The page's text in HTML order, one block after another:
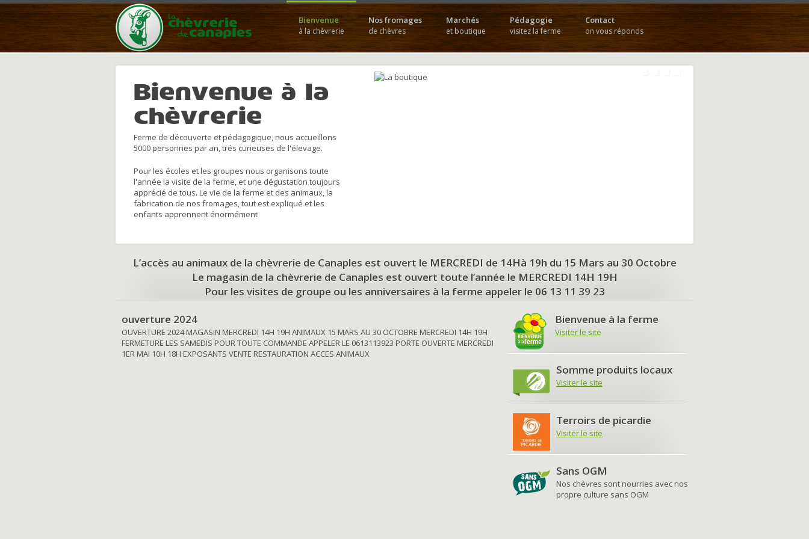
Bienvenue
à la chèvrerie
Nos fromages
de chèvres
Marchés
et boutique
Pédagogie
visitez la ferme
Contact
on vous réponds
Bienvenue à la
chèvrerie
Ferme de découverte et pédagogique, nous accueillons
5000 personnes par an, trés curieuses de l'élevage.
Pour les écoles et les groupes nous organisons toute
l'année la visite de la ferme, et une dégustation toujours
apprécié de tous. Le vie de la ferme et des animaux, la
fabrication de nos fromages, tout est expliqué et les
enfants apprennent énormément
L’accès au animaux de la chèvrerie de Canaples est ouvert le MERCREDI de 14Hà 19h du 15 Mars au 30 Octobre
Le magasin de la chèvrerie de Canaples est ouvert toute l’année le MERCREDI 14H 19H
Pour les visites de groupe ou les anniversaires à la ferme appeler le 06 13 11 39 23
ouverture 2024
OUVERTURE 2024 MAGASIN MERCREDI 14H 19H ANIMAUX 15 MARS AU 30 OCTOBRE MERCREDI 14H 19H
FERMETURE LES SAMEDIS POUR TOUTE COMMANDE APPELER LE 0613113923 PORTE OUVERTE MERCREDI
1ER MAI 10H 18H EXPOSANTS VENTE RESTAURATION ACCES ANIMAUX
Bienvenue à la ferme
Visiter le site
Somme produits locaux
Visiter le site
Terroirs de picardie
Visiter le site
Sans OGM
Nos chèvres sont nourries avec nos
propre culture sans OGM